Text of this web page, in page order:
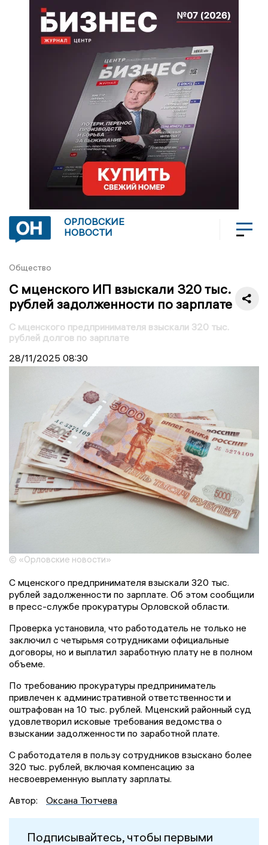
ОРЛОВСКИЕ
НОВОСТИ
Общество
С мценского ИП взыскали 320 тыс.
рублей задолженности по зарплате
С мценского предпринимателя взыскали 320 тыс.
рублей долгов по зарплате
28/11/2025 08:30
© «Орловские новости»
С мценского предпринимателя взыскали 320 тыс.
рублей задолженности по зарплате. Об этом сообщили
в пресс-службе прокуратуры Орловской области.
Проверка установила, что работодатель не только не
заключил с четырьмя сотрудниками официальные
договоры, но и выплатил заработную плату не в полном
объеме.
По требованию прокуратуры предприниматель
привлечен к административной ответственности и
оштрафован на 10 тыс. рублей. Мценский районный суд
удовлетворил исковые требования ведомства о
взыскании задолженности по заработной плате.
С работодателя в пользу сотрудников взыскано более
320 тыс. рублей, включая компенсацию за
несвоевременную выплату зарплаты.
Автор:
Оксана Тютчева
Подписывайтесь, чтобы первыми